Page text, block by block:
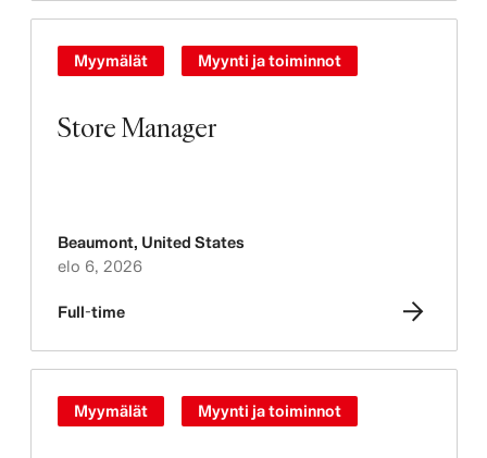
Store Manager
Myymälät Myynti ja toiminnot
Beaumont, United States
elo 6, 2026
Full-time
Myymälät Myynti ja toiminnot